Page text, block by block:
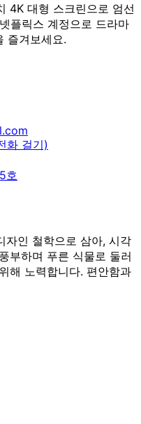
4K 대형 스크린으로 엄선
플릭스 계정으로 드라마
즐겨보세요.
걸기)
호
자인 철학으로 삼아, 시각
부하며 푸른 식물로 둘러
해 노력합니다. 편안함과